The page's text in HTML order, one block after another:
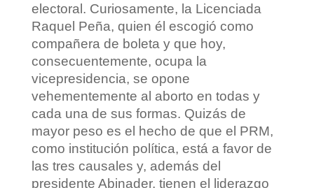
electoral. Curiosamente, la Licenciada
Raquel Peña, quien él escogió como
compañera de boleta y que hoy,
consecuentemente, ocupa la
vicepresidencia, se opone
vehementemente al aborto en todas y
cada una de sus formas. Quizás de
mayor peso es el hecho de que el PRM,
como institución política, está a favor de
las tres causales y, además del
presidente Abinader, tienen el liderazgo